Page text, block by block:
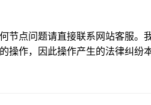
节点问题请直接联系网站客服。
操作，因此操作产生的法律纠纷